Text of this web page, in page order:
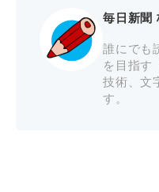
毎日新聞
誰にでも
を目指す
技術、文
す。